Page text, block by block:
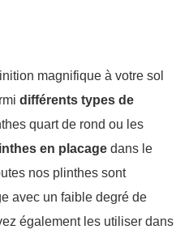
magnifique à votre sol
différents types de
quart de rond ou les
en placage dans le
nos plinthes sont
avec un faible degré de
également les utiliser dans